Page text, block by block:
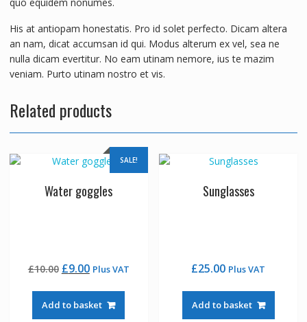
His at antiopam honestatis. Pro id solet perfecto. Dicam altera
an nam, dicat accumsan id qui. Modus alterum ex vel, sea ne
nulla dicam evertitur. No eam utinam nemore, ius te mazim
veniam. Purto utinam nostro et vis.
Related products
SALE!
Water goggles
£10.00 Original
was:
£10.00.
£9.00Current
is:
£9.00.
Plus VAT
Add to basket
Sunglasses
£25.00 Plus VAT
Add to basket